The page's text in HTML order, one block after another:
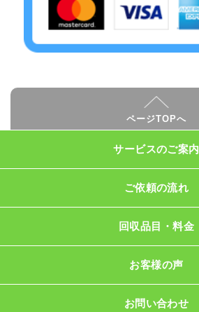
ページTOPへ
サービスのご案内
ご依頼の流れ
回収品目・料金
お客様の声
お問い合わせ